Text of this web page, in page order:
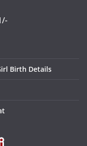
Birth Details